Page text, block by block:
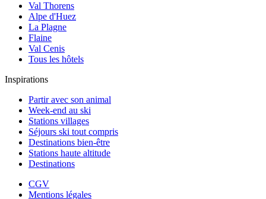
Val Thorens
Alpe d'Huez
La Plagne
Flaine
Val Cenis
Tous les hôtels
Inspirations
Partir avec son animal
Week-end au ski
Stations villages
Séjours ski tout compris
Destinations bien-être
Stations haute altitude
Destinations
CGV
Mentions légales